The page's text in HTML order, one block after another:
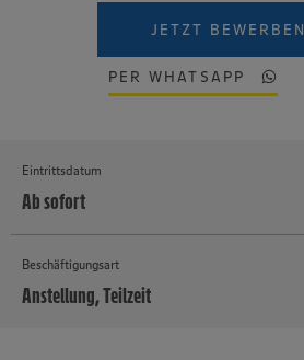
JETZT BEWERBEN
PER WHATSAPP
Eintrittsdatum
Ab sofort
Beschäftigungsart
Anstellung, Teilzeit